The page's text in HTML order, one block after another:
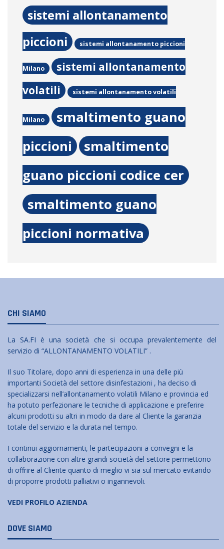
sistemi allontanamento
piccioni
sistemi allontanamento piccioni
Milano
sistemi allontanamento
volatili
sistemi allontanamento volatili
Milano
smaltimento guano
piccioni
smaltimento
guano piccioni codice cer
smaltimento guano
piccioni normativa
CHI SIAMO
La SA.FI è una società che si occupa prevalentemente del
servizio di “ALLONTANAMENTO VOLATILI” .
Il suo Titolare, dopo anni di esperienza in una delle più
importanti Società del settore disinfestazioni , ha deciso di
specializzarsi nell’allontanamento volatili Milano e provincia ed
ha potuto perfezionare le tecniche di applicazione e preferire
alcuni prodotti su altri in modo da dare al Cliente la garanzia
totale del servizio e la durata nel tempo.
I continui aggiornamenti, le partecipazioni a convegni e la
collaborazione con altre grandi società del settore permettono
di offrire al Cliente quanto di meglio vi sia sul mercato evitando
di proporre prodotti palliativi o ingannevoli.
VEDI PROFILO AZIENDA
DOVE SIAMO